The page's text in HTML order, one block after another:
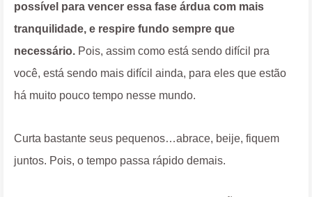
possível para vencer essa fase árdua com mais
tranquilidade, e respire fundo sempre que
necessário. Pois, assim como está sendo difícil pra
você, está sendo mais difícil ainda, para eles que estão
há muito pouco tempo nesse mundo.
Curta bastante seus pequenos…abrace, beije, fiquem
juntos. Pois, o tempo passa rápido demais.